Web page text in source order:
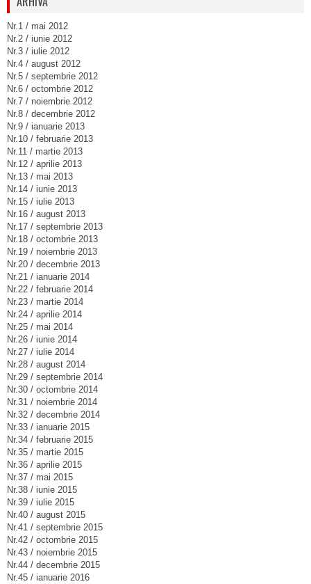
Nr.1 / mai 2012
Nr.2 / iunie 2012
Nr.3 / iulie 2012
Nr.4 / august 2012
Nr.5 / septembrie 2012
Nr.6 / octombrie 2012
Nr.7 / noiembrie 2012
Nr.8 / decembrie 2012
Nr.9 / ianuarie 2013
Nr.10 / februarie 2013
Nr.11 / martie 2013
Nr.12 / aprilie 2013
Nr.13 / mai 2013
Nr.14 / iunie 2013
Nr.15 / iulie 2013
Nr.16 / august 2013
Nr.17 / septembrie 2013
Nr.18 / octombrie 2013
Nr.19 / noiembrie 2013
Nr.20 / decembrie 2013
Nr.21 / ianuarie 2014
Nr.22 / februarie 2014
Nr.23 / martie 2014
Nr.24 / aprilie 2014
Nr.25 / mai 2014
Nr.26 / iunie 2014
Nr.27 / iulie 2014
Nr.28 / august 2014
Nr.29 / septembrie 2014
Nr.30 / octombrie 2014
Nr.31 / noiembrie 2014
Nr.32 / decembrie 2014
Nr.33 / ianuarie 2015
Nr.34 / februarie 2015
Nr.35 / martie 2015
Nr.36 / aprilie 2015
Nr.37 / mai 2015
Nr.38 / iunie 2015
Nr.39 / iulie 2015
Nr.40 / august 2015
Nr.41 / septembrie 2015
Nr.42 / octombrie 2015
Nr.43 / noiembrie 2015
Nr.44 / decembrie 2015
Nr.45 / ianuarie 2016